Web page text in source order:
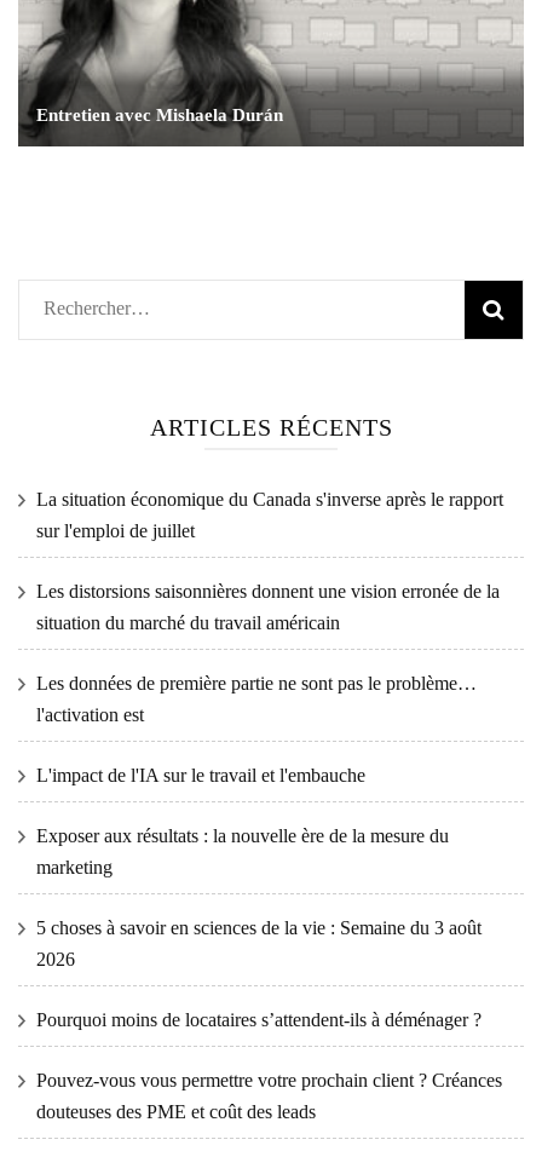
Entretien avec Mishaela Durán
Rechercher :
ARTICLES RÉCENTS
La situation économique du Canada s'inverse après le rapport
sur l'emploi de juillet
Les distorsions saisonnières donnent une vision erronée de la
situation du marché du travail américain
Les données de première partie ne sont pas le problème…
l'activation est
L'impact de l'IA sur le travail et l'embauche
Exposer aux résultats : la nouvelle ère de la mesure du
marketing
5 choses à savoir en sciences de la vie : Semaine du 3 août
2026
Pourquoi moins de locataires s’attendent-ils à déménager ?
Pouvez-vous vous permettre votre prochain client ? Créances
douteuses des PME et coût des leads